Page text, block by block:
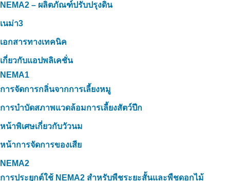
NEMA2 – ผลิตภัณฑ์ปรับปรุงดิน
เนม่า3
เอกสารทางเทคนิค
เกี่ยวกับแอปพลิเคชั่น
NEMA1
การจัดการกลิ่นจากการเลี้ยงหมู
การบำบัดสภาพแวดล้อมการเลี้ยงสัตว์ปีก
หน้าพิเศษเกี่ยวกับวัวนม
หน้าการจัดการของเสีย
NEMA2
การประยุกต์ใช้ NEMA2 สำหรับพืชระยะสั้นและพืชดอกไม้